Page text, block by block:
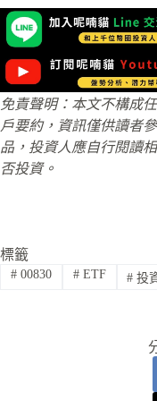
免責聲明：本文不構成
戶要約，資訊僅供讀者
品，投資人應自行閱讀
否投資。
標籤
#00830 #ETF # 投